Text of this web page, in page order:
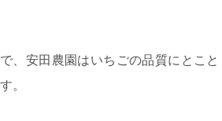
、安田農園はいちごの品質にとこと
。